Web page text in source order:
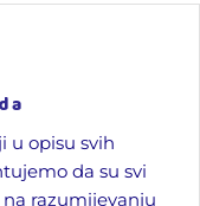
u opisu svih
da su svi
razumijevanju